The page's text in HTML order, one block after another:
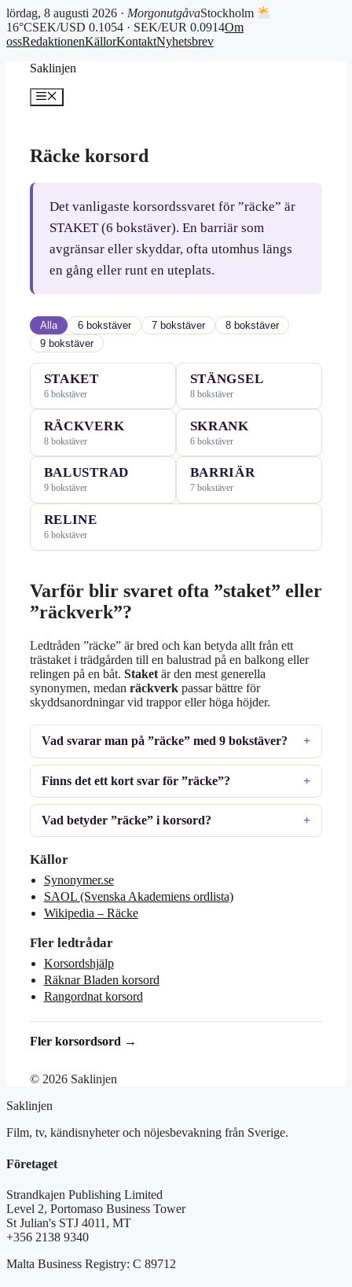
lördag, 8 augusti 2026 · MorgonutgåvaStockholm
16°CSEK/USD 0.1054 · SEK/EUR 0.0914Om
ossRedaktionenKällorKontaktNyhetsbrev
Saklinjen
Meny
Räcke korsord
Det vanligaste korsordssvaret för ”räcke” är
STAKET (6 bokstäver). En barriär som
avgränsar eller skyddar, ofta utomhus längs
en gång eller runt en uteplats.
Alla 6 bokstäver 7 bokstäver
8 bokstäver
9 bokstäver
STAKET
6 bokstäver
STÄNGSEL
8 bokstäver
RÄCKVERK
8 bokstäver
SKRANK
6 bokstäver
BALUSTRAD
9 bokstäver
BARRIÄR
7 bokstäver
RELINE
6 bokstäver
Varför blir svaret ofta ”staket” eller
”räckverk”?
Ledtråden ”räcke” är bred och kan betyda allt från ett
trästaket i trädgården till en balustrad på en balkong eller
relingen på en båt. Staket är den mest generella
synonymen, medan räckverk passar bättre för
skyddsanordningar vid trappor eller höga höjder.
Vad svarar man på ”räcke” med 9 bokstäver?
Finns det ett kort svar för ”räcke”?
Vad betyder ”räcke” i korsord?
Källor
Synonymer.se
SAOL (Svenska Akademiens ordlista)
Wikipedia – Räcke
Fler ledtrådar
Korsordshjälp
Räknar Bladen korsord
Rangordnat korsord
Fler korsordsord →
© 2026 Saklinjen
Saklinjen
Film, tv, kändisnyheter och nöjesbevakning från Sverige.
Företaget
Strandkajen Publishing Limited
Level 2, Portomaso Business Tower
St Julian's STJ 4011, MT
+356 2138 9340
Malta Business Registry: C 89712